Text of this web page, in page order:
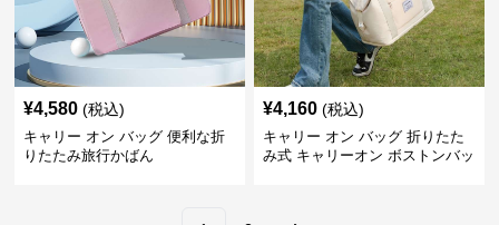
¥4,580 (税込)
キャリー オン バッグ 便利な折
りたたみ旅行かばん
¥4,160 (税込)
キャリー オン バッグ 折りたた
み式 キャリーオン ボストンバッ